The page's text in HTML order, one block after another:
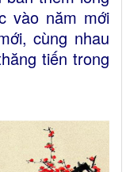
vào năm mới
cùng nhau
tiến trong